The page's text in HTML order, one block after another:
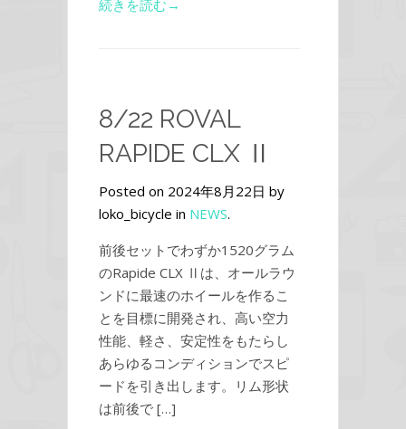
続きを読む→
8/22 ROVAL
RAPIDE CLX Ⅱ
Posted on 2024年8月22日 by
loko_bicycle in NEWS.
前後セットでわずか1520グラム
のRapide CLX Ⅱは、オールラウ
ンドに最速のホイールを作るこ
とを目標に開発され、高い空力
性能、軽さ、安定性をもたらし
あらゆるコンディションでスピ
ードを引き出します。リム形状
は前後で […]